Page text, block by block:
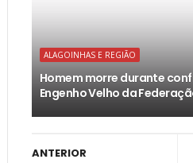
ALAGOINHAS E REGIÃO
Homem morre durante
Engenho Velho da
ANTERIOR